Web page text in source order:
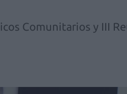
Comunitarios y III